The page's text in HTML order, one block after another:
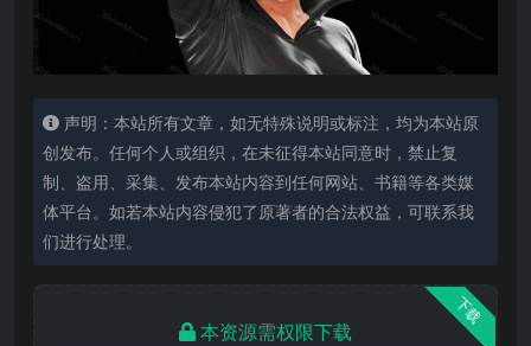
声明：本站所有文章，如无特殊说明或标注，均为本站原
创发布。任何个人或组织，在未征得本站同意时，禁止复
制、盗用、采集、发布本站内容到任何网站、书籍等各类媒
体平台。如若本站内容侵犯了原著者的合法权益，可联系我
们进行处理。
下载
本资源需权限下载